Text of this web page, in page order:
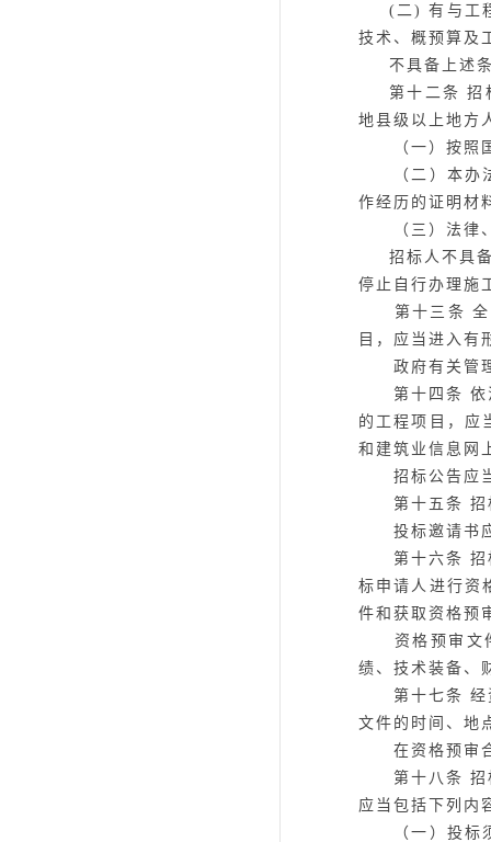
(二) 有与工
技术、概预算及
不具备上述
第十二条 招
地县级以上地方
（一）按照国
（二）本办法
作经历的证明材
（三）法律、
招标人不具
停止自行办理施
第十三条
目，应当进入有
政府有关管理
第十四条 依
的工程项目，应
和建筑业信息网
招标公告应当
第十五条 招
投标邀请书应
第十六条 招
标申请人进行资
件和获取资格预
资格预审文件
绩、技术装备、
第十七条 经
文件的时间、地
在资格预审合
第十八条 招
应当包括下列内
（一）投标须